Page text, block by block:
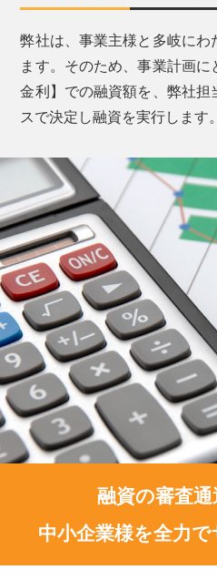
弊社は、事業主様と多岐にわ
ます。そのため、事業計画
金利】での融資額を、弊社担
スで決定し融資を実行します。
融資の審査
中小企業様を全力